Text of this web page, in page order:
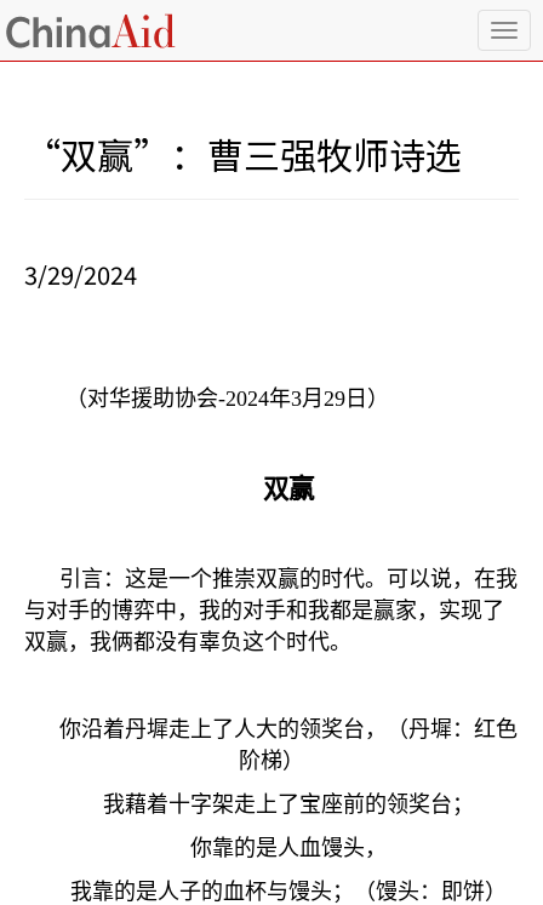
T
o
“双赢”：曹三强牧师诗选
3/29/2024
（对华援助协会-2024年3月 29日）
双赢
引言：这是一个推崇双赢的时代。可以说，在我
与对手的博弈中，我的对手和我都是赢家，实现了
双赢，我俩都没有辜负这个时代。
你沿着丹墀走上了人大的领奖台，（丹墀：红色
阶梯）
我藉着十字架走上了宝座前的领奖台；
你靠的是人血馒头，
我靠的是人子的血杯与馒头；（馒头：即饼）